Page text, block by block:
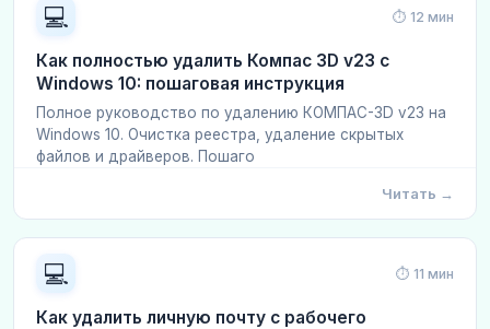
💻 ⏱ 12 мин
Как полностью удалить Компас 3D v23 с
Windows 10: пошаговая инструкция
Полное руководство по удалению КОМПАС-3D v23 на
Windows 10. Очистка реестра, удаление скрытых
файлов и драйверов. Пошаго
Читать →
💻 ⏱ 11 мин
Как удалить личную почту с рабочего